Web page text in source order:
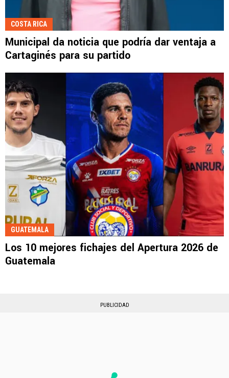
COSTA RICA
Municipal da noticia que podría dar ventaja a
Cartaginés para su partido
GUATEMALA
Los 10 mejores fichajes del Apertura 2026 de
Guatemala
PUBLICIDAD